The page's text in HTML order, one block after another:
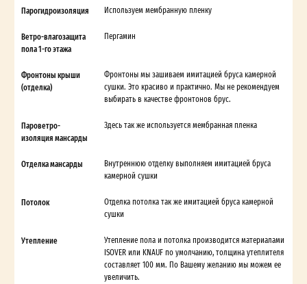
Парогидроизоляция Используем мембранную пленку
Ветро-влагозащита
пола 1-го этажа
Пергамин
Фронтоны крыши
(отделка)
Фронтоны мы зашиваем имитацией бруса камерной
сушки. Это красиво и практично. Мы не рекомендуем
выбирать в качестве фронтонов брус.
Пароветро-
изоляция мансарды
Здесь так же используется мембранная пленка
Отделка мансарды
Внутреннюю отделку выполняем имитацией бруса
камерной сушки
Потолок
Отделка потолка так же имитацией бруса камерной
сушки
Утепление
Утепление пола и потолка производится материалами
ISOVER или KNAUF по умолчанию, толщина утеплителя
составляет 100 мм. По Вашему желанию мы можем ее
увеличить.